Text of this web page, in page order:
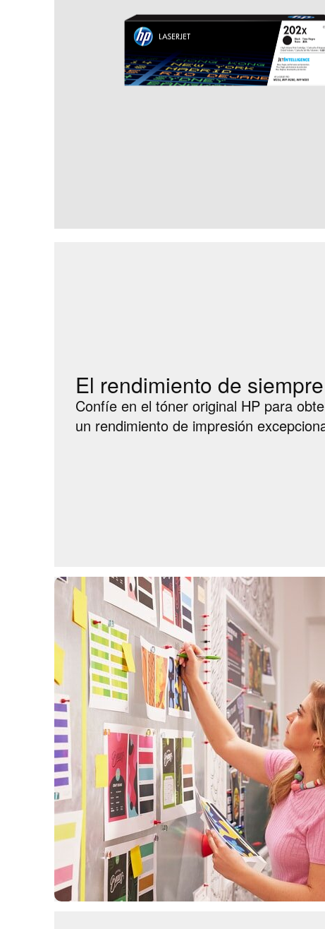
El rendimiento de siempre
Confíe en el tóner original HP para
un rendimiento de impresión